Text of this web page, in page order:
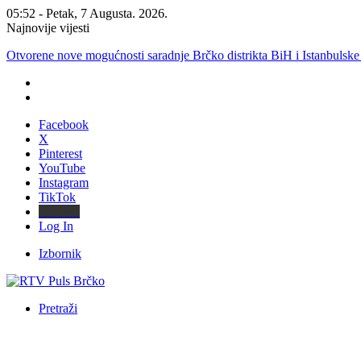
05:52 - Petak, 7 Augusta. 2026.
Najnovije vijesti
JP “KOMUNALNO BRČKO”: Voda iz rezervoara Gajevi trenutno
Facebook
X
Pinterest
YouTube
Instagram
TikTok
Log In
Izbornik
Pretraži